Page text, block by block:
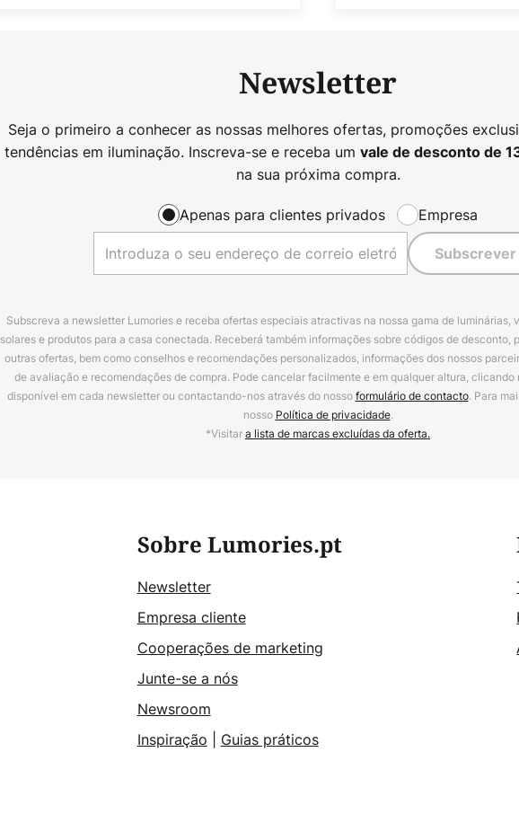
Newsletter
Seja o primeiro a conhecer as nossas melhores ofertas, promoções
tendências em iluminação. Inscreva-se e receba um vale de desconto de
na sua próxima compra.
Apenas para clientes privados Empresa
Subscrever
Subscreva a newsletter Lumories e receba ofertas especiais atractivas na nossa gama de luminárias,
solares e produtos para a casa conectada. Receberá também informações sobre códigos de desconto,
outras ofertas, bem como conselhos e recomendações personalizados, informações dos nossos
de avaliação e recomendações de compra. Pode cancelar facilmente e em qualquer altura, clicando
disponível em cada newsletter ou contactando-nos através do nossoformulário de contacto. Para
nosso Política de privacidade.
*Visitara lista de marcas excluídas da oferta.
Sobre Lumories.pt
Newsletter
Empresa cliente
Cooperações de marketing
Junte-se a nós
Newsroom
Inspiração
Guias práticos